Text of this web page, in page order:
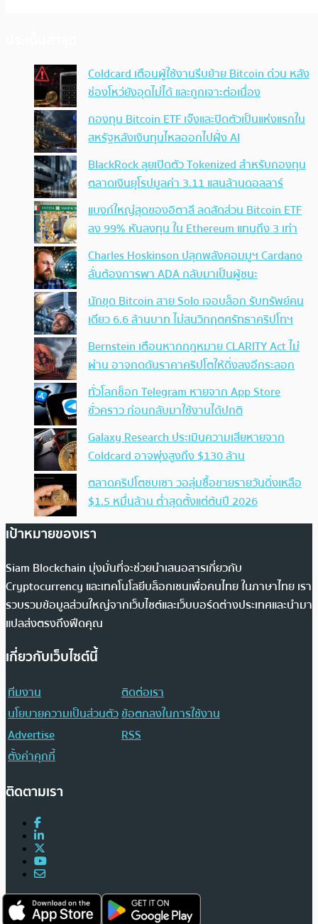
Coldcard เตือนผู้ใช้งานรีบย้าย Bitcoin ด่วน หลัง
ช่องโหว่ยังอุดไม่ได้ และถูกเจาะต่อเนื่อง
กองทุน Bitcoin ETF เจ๊งและปิดตัวเป็นแห่งแรกใน
สหรัฐหลังเงินทุนไหลออกไปฝั่ง AI
BlackRock ลุยเปิดตัว Tokenized สำหรับกองทุน
ตลาดเงินยุโรปมูลค่า 3.11 แสนล้านดอลลาร์
แบงก์ใหญ่สุดของอิตาลี ลดสัดส่วน Bitcoin ETF
ลง 99% หันลงทุน ใน Ethereum แทนถึง 3 เท่า
Charles Hoskinson ปลุกพลังคอมมูฯ Cardano
ลั่นต้องการพา ADA กลับมาเป็นผู้ชนะ
นักขุด Bitcoin สาย Solo เจอบล็อก รับทรัพย์คน
เดียว 6.6 ล้านบาท ไม่สนวิกฤตศรัทธาคริปโทฯ
Bernstein เตือนหากกฎหมาย CLARITY Act ไม่
ผ่าน อาจกดดันราคาคริปโตให้ดิ่งลงอีกระลอก
ทั่วโลกช็อก Telegram หายจาก App Store
ชั่วคราว ก่อนกลับมาใช้งานได้ปกติ
Galaxy Research ประเมินความเสียหายจาก
Coldcard อาจพุ่งสูงถึง $130 ล้าน
ตลาดคริปโตซบเซา วอลุ่มซื้อขายรายวันดิ่งเหลือ
$1.5 หมื่นล้าน ต่ำสุดตั้งแต่ต้นปี 2026
เป้าหมายของเรา
Siam Blockchain มุ่งมั่นที่จะช่วยนำเสนอสารเกี่ยวกับ
Cryptocurrency และเทคโนโลยีบล็อกเชนเพื่อคนไทย ในภาษาไทย เรา
รวบรวมข้อมูลส่วนใหญ่จากเว็บไซต์และเว็บบอร์ดต่างประเทศและนำมา
แปลส่งตรงถึงฟีดคุณ
เกี่ยวกับเว็บไซต์นี้
ทีมงาน
ติดต่อเรา
นโยบายความเป็นส่วนตัวข้อตกลงในการใช้งาน
Advertise
RSS
ตั้งค่าคุกกี้
ติดตามเรา